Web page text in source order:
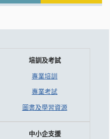
培訓及考試
專業培訓
專業考試
圖書及學習資源
中小企支援